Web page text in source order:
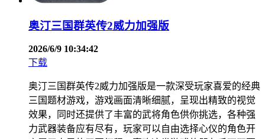
奥汀三国群英传2威力加强版
2026/6/9 10:34:42
下载
奥汀三国群英传2威力加强版是一款深受玩家喜爱的经典
三国题材游戏，游戏画面清晰细腻，呈现出精致的视觉
效果，同时还提供了丰富的武将角色供你挑选，各种强
力武器装备应有尽有，玩家可以自由选择心仪的角色开